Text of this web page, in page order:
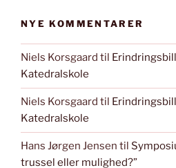
NYE KOMMENTARER
Niels Korsgaard til
Katedralskole
Niels Korsgaard til
Katedralskole
Hans Jørgen Jensen til
trussel eller mulighed?”